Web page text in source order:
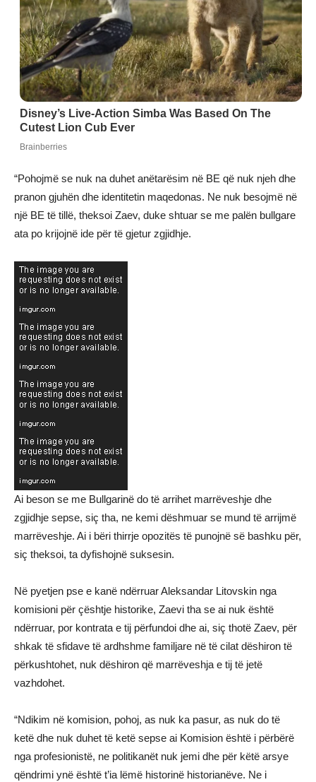
“Pohojmë se nuk na duhet anëtarësim në BE që nuk njeh dhe
pranon gjuhën dhe identitetin maqedonas. Ne nuk besojmë në
një BE të tillë, theksoi Zaev, duke shtuar se me palën bullgare
ata po krijojnë ide për të gjetur zgjidhje.
Ai beson se me Bullgarinë do të arrihet marrëveshje dhe
zgjidhje sepse, siç tha, ne kemi dëshmuar se mund të arrijmë
marrëveshje. Ai i bëri thirrje opozitës të punojnë së bashku për,
siç theksoi, ta dyfishojnë suksesin.
Në pyetjen pse e kanë ndërruar Aleksandar Litovskin nga
komisioni për çështje historike, Zaevi tha se ai nuk është
ndërruar, por kontrata e tij përfundoi dhe ai, siç thotë Zaev, për
shkak të sfidave të ardhshme familjare në të cilat dëshiron të
përkushtohet, nuk dëshiron që marrëveshja e tij të jetë
vazhdohet.
“Ndikim në komision, pohoj, as nuk ka pasur, as nuk do të
ketë dhe nuk duhet të ketë sepse ai Komision është i përbërë
nga profesionistë, ne politikanët nuk jemi dhe për këtë arsye
qëndrimi ynë është t’ia lëmë historinë historianëve. Ne i